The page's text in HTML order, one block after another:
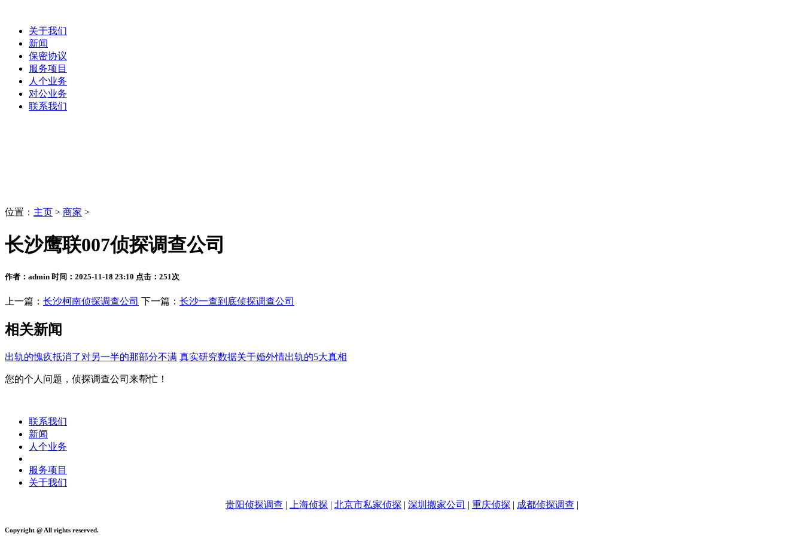
关于我们
新闻
保密协议
服务项目
人个业务
对公业务
联系我们
位置： 主页 > 商家 >
长沙鹰联007侦探调查公司
作者：admin 时间：2025-11-18 23:10 点击：251次
上一篇： 长沙柯南侦探调查公司 下一篇： 长沙一查到底侦探调查公司
相关新闻
出轨的愧疚抵消了对另一半的那部分不满 真实研究数据关于婚外情出轨的5大真相
您的个人问题，侦探调查公司来帮忙！
联系我们
新闻
人个业务
服务项目
关于我们
贵阳侦探调查 | 上海侦探 | 北京市私家侦探 | 深圳搬家公司 | 重庆侦探 | 成都侦探调查 |
Copyright @ All rights reserved.